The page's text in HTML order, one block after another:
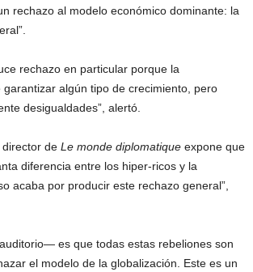
rechazo al modelo económico dominante: la
rechazo en particular porque la
garantizar algún tipo de crecimiento, pero
desigualdades”, alertó.
director de Le monde diplomatique expone que
diferencia entre los hiper-ricos y la
acaba por producir este rechazo general”,
es que todas estas rebeliones son
el modelo de la globalización. Este es un